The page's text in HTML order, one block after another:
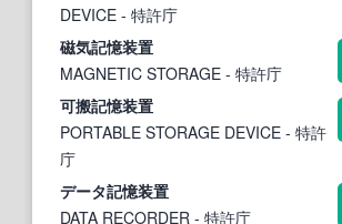
DEVICE - 特許庁
磁気記憶装置
MAGNETIC STORAGE - 特許庁
可搬記憶装置
PORTABLE STORAGE DEVICE - 特許
庁
データ記憶装置
DATA RECORDER - 特許庁